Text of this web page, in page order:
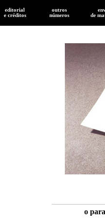
editorial
e créditos
outros
números
de
o